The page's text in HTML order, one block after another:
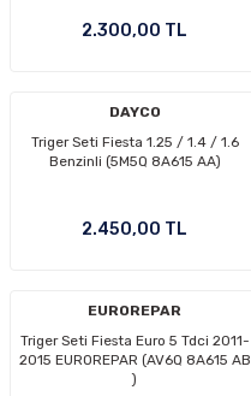
2.300,00 TL
DAYCO
Triger Seti Fiesta 1.25 / 1.4 / 1.6
Benzinli (5M5Q 8A615 AA)
2.450,00 TL
EUROREPAR
Triger Seti Fiesta Euro 5 Tdci 2011-
2015 EUROREPAR (AV6Q 8A615 AB
)